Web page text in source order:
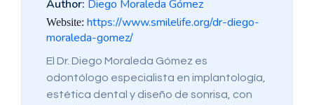
Author: Diego Moraleda Gómez
Website: https://www.smilelife.org/dr-diego-
moraleda-gomez/
El Dr. Diego Moraleda Gómez es
odontólogo especialista en implantología,
estética dental y diseño de sonrisa, con